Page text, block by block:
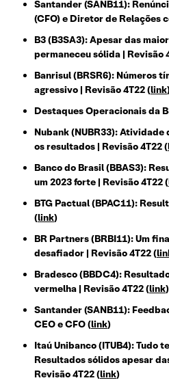
Santander (SANB11):
(CFO) e Diretor de Relações
B3 (B3SA3): Apesar das
permaneceu sólida | Revisão
Banrisul (BRSR6): Números
agressivo | Revisão 4T22 (link
Destaques Operacionais da
Nubank (NUBR33):
os resultados | Revisão 4T22 (
Banco do Brasil (BBAS3):
um 2023 forte | Revisão 4T22 (
BTG Pactual (BPAC11):
(link)
BR Partners (BRBI11): Um
desafiador | Revisão 4T22 (
Bradesco (BBDC4):
vermelha | Revisão 4T22 (link)
Santander (SANB11):
CEO e CFO (link)
Itaú Unibanco (ITUB4): Tudo
Resultados sólidos apesar
Revisão 4T22 (link)